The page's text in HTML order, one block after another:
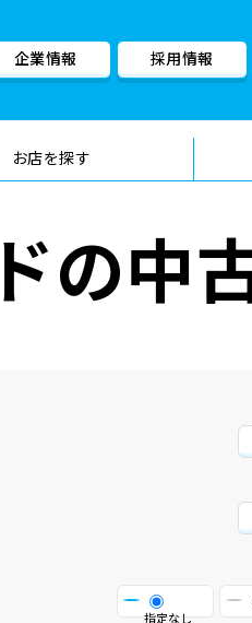
企業情報 採用情報
お店を探す
ー 品質
の中
指定なし